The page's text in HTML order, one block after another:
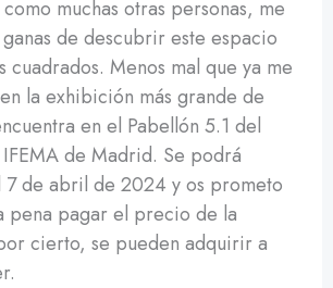
muchas otras personas, me
de descubrir este espacio
cuadrados. Menos mal que ya me
la exhibición más grande de
en el Pabellón 5.1 del
de Madrid. Se podrá
7 de abril de 2024 y os prometo
pena pagar el precio de la
cierto, se pueden adquirir a